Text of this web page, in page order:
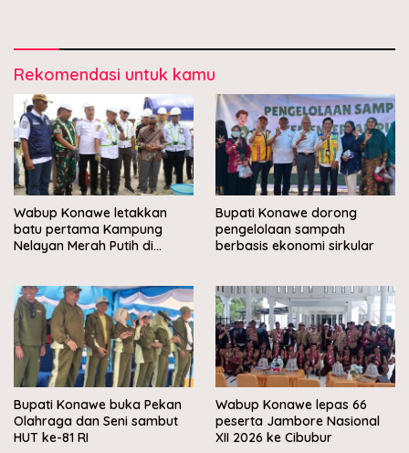
Rekomendasi untuk kamu
Wabup Konawe letakkan
batu pertama Kampung
Nelayan Merah Putih di
Bupati Konawe dorong
pengelolaan sampah
berbasis ekonomi sirkular
Bupati Konawe buka Pekan
Olahraga dan Seni sambut
HUT ke-81 RI
Wabup Konawe lepas 66
peserta Jambore Nasional
XII 2026 ke Cibubur